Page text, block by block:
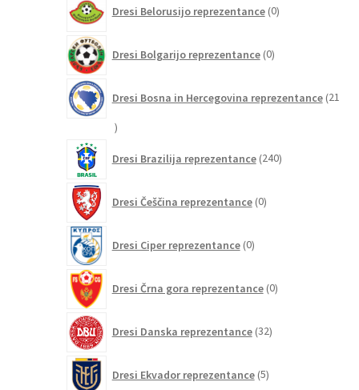
Dresi Belorusijo reprezentance 0izdelkov
Dresi Bolgarijo reprezentance 0izdelkov
Dresi Bosna in Hercegovina reprezentance 21
21
Dresi Brazilija reprezentance 240izdelkov
Dresi Češčina reprezentance 0izdelkov
Dresi Ciper reprezentance 0izdelkov
Dresi Črna gora reprezentance 0izdelkov
Dresi Danska reprezentance 32izdelkov
Dresi Ekvador reprezentance 5izdelkov